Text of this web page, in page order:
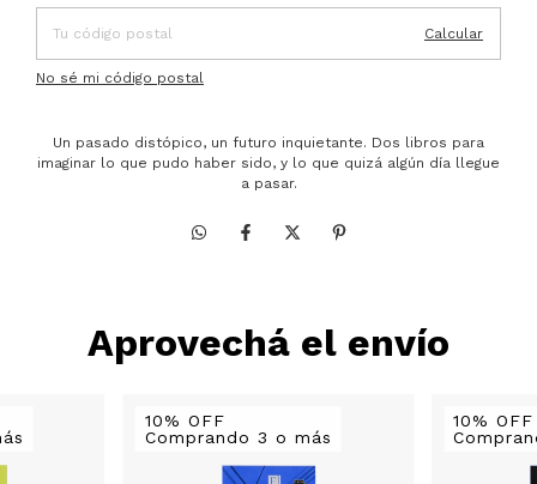
Calcular
No sé mi código postal
Un pasado distópico, un futuro inquietante. Dos libros para
imaginar lo que pudo haber sido, y lo que quizá algún día llegue
a pasar.
Aprovechá el envío
10% OFF
Comprando 3 o más
10% OFF